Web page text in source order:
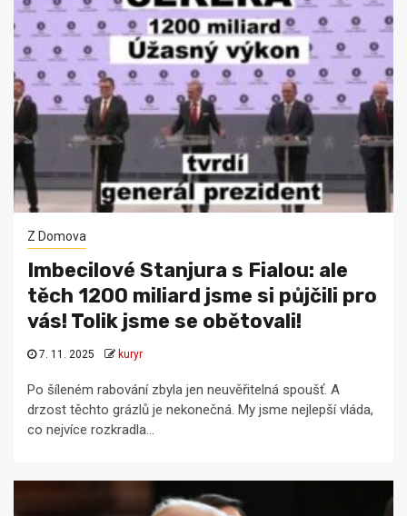
Z Domova
Imbecilové Stanjura s Fialou: ale
těch 1200 miliard jsme si půjčili pro
vás! Tolik jsme se obětovali!
7. 11. 2025 kuryr
Po šíleném rabování zbyla jen neuvěřitelná spoušť. A
drzost těchto grázlů je nekonečná. My jsme nejlepší vláda,
co nejvíce rozkradla...